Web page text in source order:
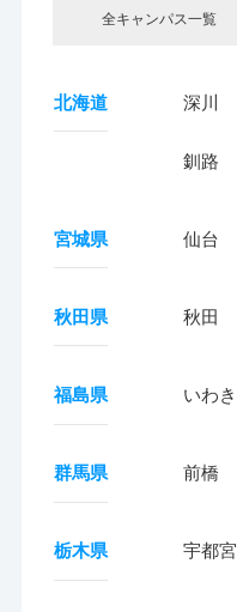
全キャンパス一覧
北海道 深川
釧路
宮城県 仙台
秋田県 秋田
福島県 いわき
群馬県 前橋
栃木県 宇都宮